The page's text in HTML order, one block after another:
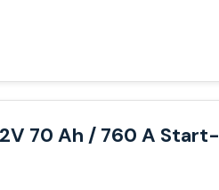
70 Ah / 760 A Start-